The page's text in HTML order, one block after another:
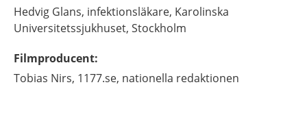
Hedvig Glans, infektionsläkare, Karolinska
Universitetssjukhuset, Stockholm
Filmproducent:
Tobias Nirs, 1177.se, nationella redaktionen